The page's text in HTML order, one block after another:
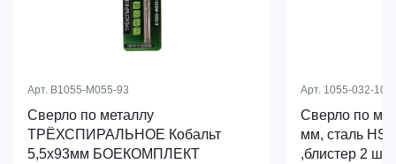
Арт. B1055-M055-93
Сверло по металлу
ТРЁХСПИРАЛЬНОЕ Кобальт
5,5х93мм БОЕКОМПЛЕКТ
Арт. 1055-032-
Сверло по
мм, сталь
,блистер 2 шт